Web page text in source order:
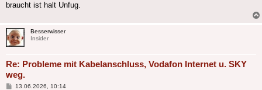
braucht ist halt Unfug.
Besserwisser
Insider
Re: Probleme mit Kabelanschluss, Vodafon Internet u. SKY
weg.
Beitrag
13.06.2026, 10:14